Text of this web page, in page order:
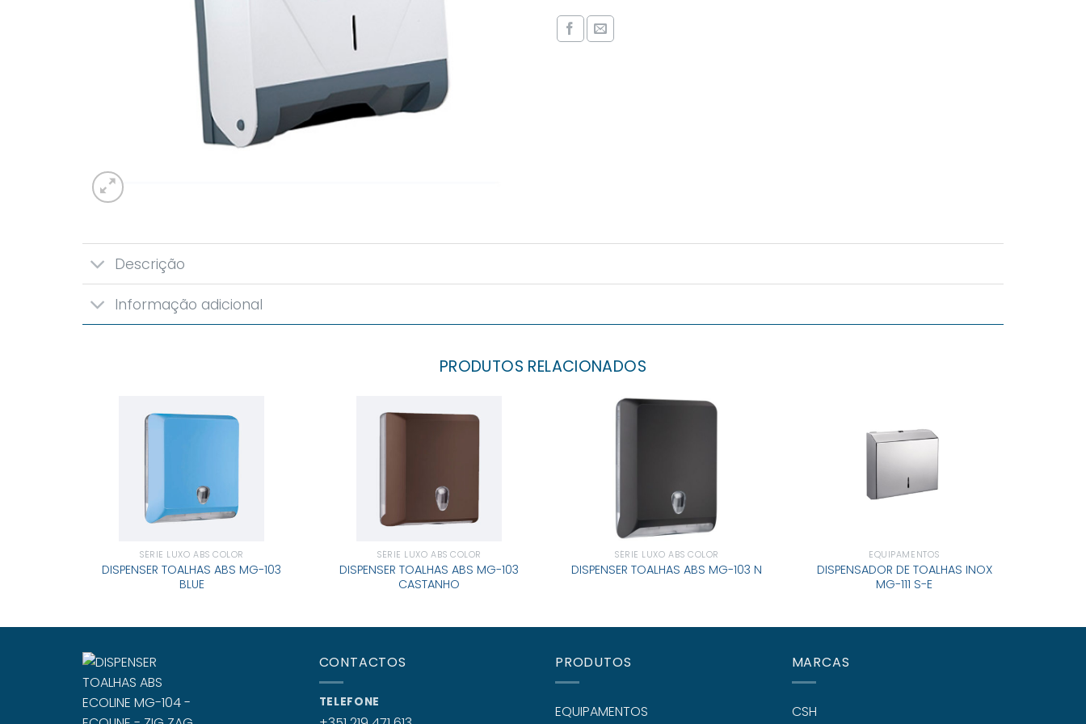
Descrição
Informação adicional
PRODUTOS RELACIONADOS
SÉRIE LUXO ABS COLOR
DISPENSER TOALHAS ABS MG-103
BLUE
SÉRIE LUXO ABS COLOR
DISPENSER TOALHAS ABS MG-103
CASTANHO
SÉRIE LUXO ABS COLOR
DISPENSER TOALHAS ABS MG-103 N
EQUIPAMENTOS
DISPENSADOR DE TOALHAS INOX
MG-111 S-E
CONTACTOS
TELEFONE
PRODUTOS
EQUIPAMENTOS
MARCAS
CSH